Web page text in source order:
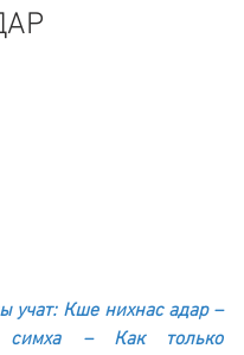
учат: Кше нихнас адар –
– Как только